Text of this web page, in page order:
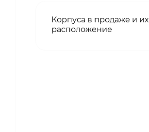
Корпуса в продаже и их
расположение